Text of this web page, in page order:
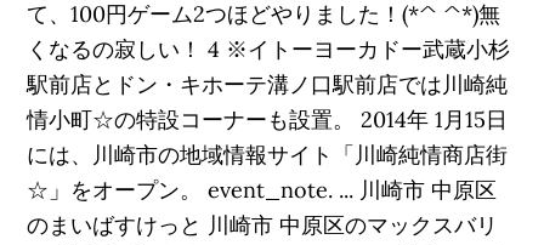
て、100円ゲーム2つほどやりました！(*^ ^*)無
くなるの寂しい！ 4 ※イトーヨーカドー武蔵小杉
駅前店とドン・キホーテ溝ノ口駅前店では川崎純
情小町☆の特設コーナーも設置。 2014年 1月15日
には、川崎市の地域情報サイト「川崎純情商店街
☆」をオープン。 event_note. ... 川崎市 中原区
のまいばすけっと 川崎市 中原区のマックスバリ